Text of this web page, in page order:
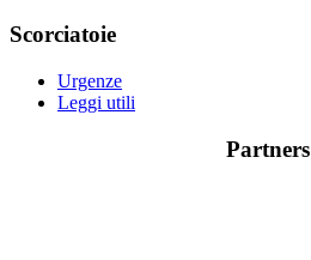
Scorciatoie
Urgenze
Leggi utili
Partners